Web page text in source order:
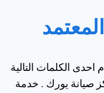
الكلمات التالية
صيانة يورك . خدمة